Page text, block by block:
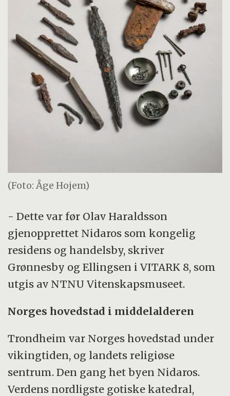
(Foto: Åge Hojem)
- Dette var før Olav Haraldsson
gjenopprettet Nidaros som kongelig
residens og handelsby, skriver
Grønnesby og Ellingsen i VITARK 8, som
utgis av NTNU Vitenskapsmuseet.
Norges hovedstad i middelalderen
Trondheim var Norges hovedstad under
vikingtiden, og landets religiøse
sentrum. Den gang het byen Nidaros.
Verdens nordligste gotiske katedral,